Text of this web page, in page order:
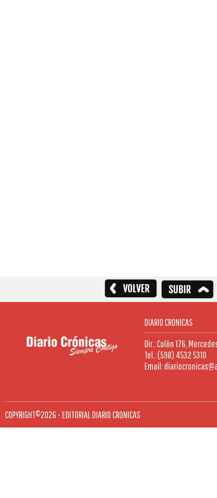
DIARIO CRONICAS
Dir.: Colón 176,
Tel.: (598) 4532 5310
Email:
COPYRIGHT©2026 - EDITORIAL DIARIO CRONICAS